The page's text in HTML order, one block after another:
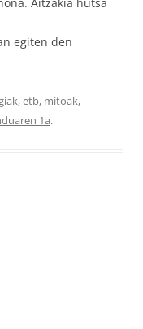
egiten den
,etb, mitoak,
1a.